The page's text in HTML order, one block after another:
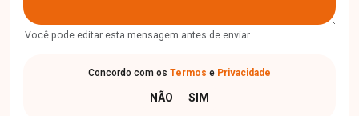
Você pode editar esta mensagem antes de enviar.
Concordo com os Termos e Privacidade